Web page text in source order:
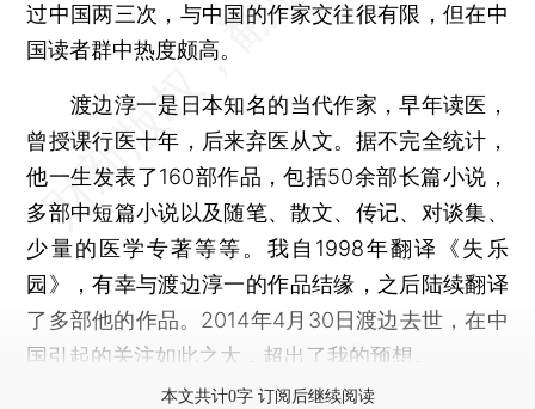
过中国两三次，与中国的作家交往很有限，但在中
国读者群中热度颇高。
渡边淳一是日本知名的当代作家，早年读医，
曾授课行医十年，后来弃医从文。据不完全统计，
他一生发表了160部作品，包括50余部长篇小说，
多部中短篇小说以及随笔、散文、传记、对谈集、
少量的医学专著等等。我自1998年翻译《失乐
园》，有幸与渡边淳一的作品结缘，之后陆续翻译
了多部他的作品。2014年4月30日渡边去世，在中
国引起的关注如此之大，超出了我的预想。
本文共计0字 订阅后继续阅读